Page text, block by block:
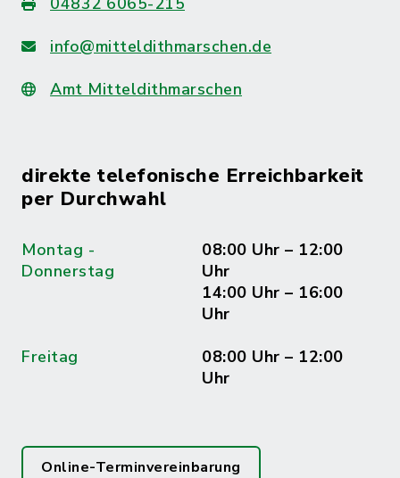
info@mitteldithmarschen.de
Amt Mitteldithmarschen
direkte telefonische Erreichbarkeit
per Durchwahl
Montag -
Donnerstag
08:00 Uhr – 12:00
Uhr
14:00 Uhr – 16:00
Uhr
Freitag
08:00 Uhr – 12:00
Uhr
Online-Terminvereinbarung